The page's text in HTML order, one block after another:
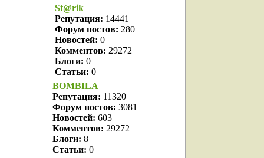
St@rik
Репутация: 14441
Форум постов: 280
Новостей: 0
Комментов: 29272
Блоги: 0
Статьи: 0
BOMBILA
Репутация: 11320
Форум постов: 3081
Новостей: 603
Комментов: 29272
Блоги: 8
Статьи: 0